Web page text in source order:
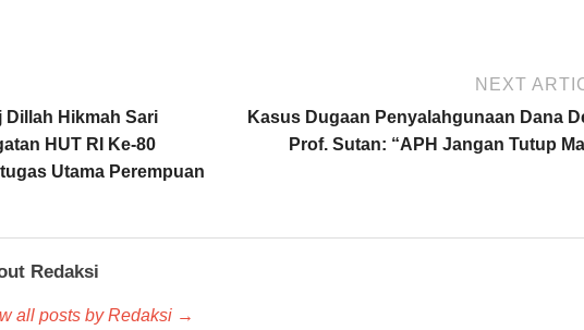
Dillah Hikmah Sari
HUT RI Ke-80
Utama Perempuan
NEXT
Kasus Dugaan Penyalahgunaan Dana
Prof. Sutan: “APH Jangan Tutup
Redaksi
all posts by Redaksi →